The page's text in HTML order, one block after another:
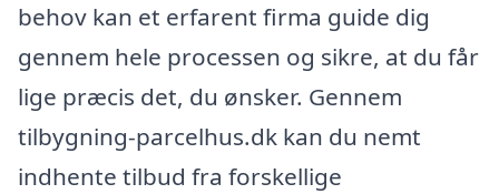
behov kan et erfarent firma guide dig
gennem hele processen og sikre, at du får
lige præcis det, du ønsker. Gennem
tilbygning-parcelhus.dk kan du nemt
indhente tilbud fra forskellige